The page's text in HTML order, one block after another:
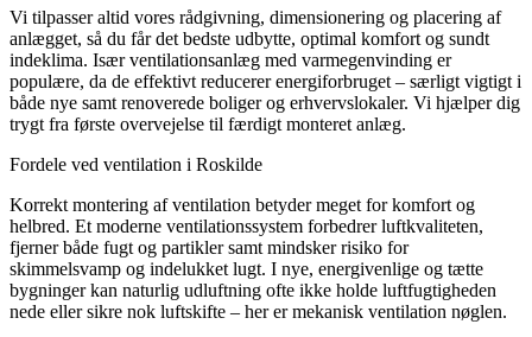
Vi tilpasser altid vores rådgivning, dimensionering og placering af
anlægget, så du får det bedste udbytte, optimal komfort og sundt
indeklima. Især ventilationsanlæg med varmegenvinding er
populære, da de effektivt reducerer energiforbruget – særligt vigtigt i
både nye samt renoverede boliger og erhvervslokaler. Vi hjælper dig
trygt fra første overvejelse til færdigt monteret anlæg.
Fordele ved ventilation i Roskilde
Korrekt montering af ventilation betyder meget for komfort og
helbred. Et moderne ventilationssystem forbedrer luftkvaliteten,
fjerner både fugt og partikler samt mindsker risiko for
skimmelsvamp og indelukket lugt. I nye, energivenlige og tætte
bygninger kan naturlig udluftning ofte ikke holde luftfugtigheden
nede eller sikre nok luftskifte – her er mekanisk ventilation nøglen.